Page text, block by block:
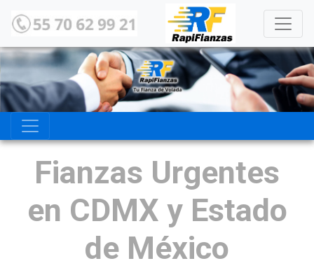
Fianzas Urgentes
en CDMX y Estado
de México